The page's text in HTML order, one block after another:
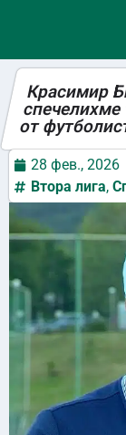
Красимир
от
28 фев., 2026
Втора лига,